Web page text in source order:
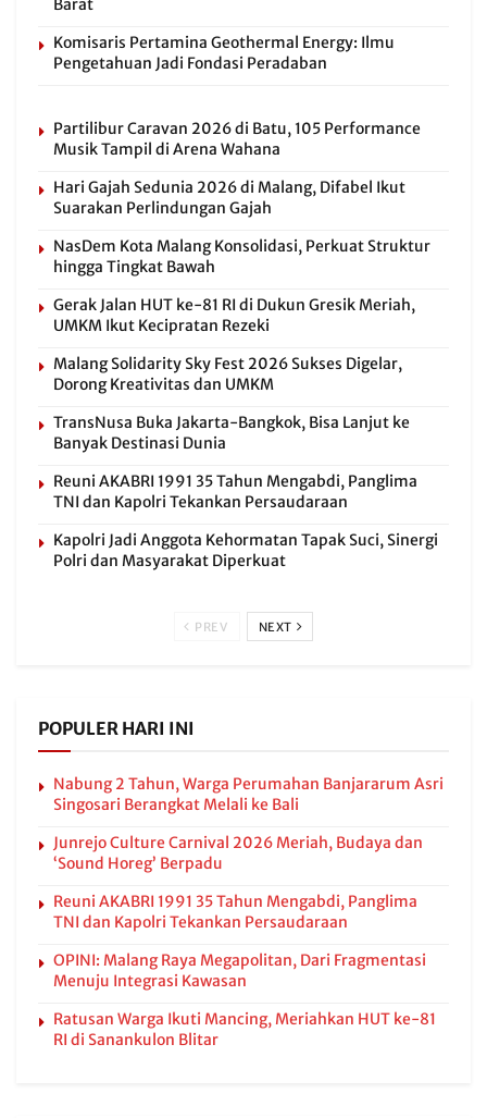
Barat
Komisaris Pertamina Geothermal Energy: Ilmu
Pengetahuan Jadi Fondasi Peradaban
Partilibur Caravan 2026 di Batu, 105 Performance
Musik Tampil di Arena Wahana
Hari Gajah Sedunia 2026 di Malang, Difabel Ikut
Suarakan Perlindungan Gajah
NasDem Kota Malang Konsolidasi, Perkuat Struktur
hingga Tingkat Bawah
Gerak Jalan HUT ke-81 RI di Dukun Gresik Meriah,
UMKM Ikut Kecipratan Rezeki
Malang Solidarity Sky Fest 2026 Sukses Digelar,
Dorong Kreativitas dan UMKM
TransNusa Buka Jakarta-Bangkok, Bisa Lanjut ke
Banyak Destinasi Dunia
Reuni AKABRI 1991 35 Tahun Mengabdi, Panglima
TNI dan Kapolri Tekankan Persaudaraan
Kapolri Jadi Anggota Kehormatan Tapak Suci, Sinergi
Polri dan Masyarakat Diperkuat
PREV NEXT
POPULER HARI INI
Nabung 2 Tahun, Warga Perumahan Banjararum Asri
Singosari Berangkat Melali ke Bali
Junrejo Culture Carnival 2026 Meriah, Budaya dan
‘Sound Horeg’ Berpadu
Reuni AKABRI 1991 35 Tahun Mengabdi, Panglima
TNI dan Kapolri Tekankan Persaudaraan
OPINI: Malang Raya Megapolitan, Dari Fragmentasi
Menuju Integrasi Kawasan
Ratusan Warga Ikuti Mancing, Meriahkan HUT ke-81
RI di Sanankulon Blitar